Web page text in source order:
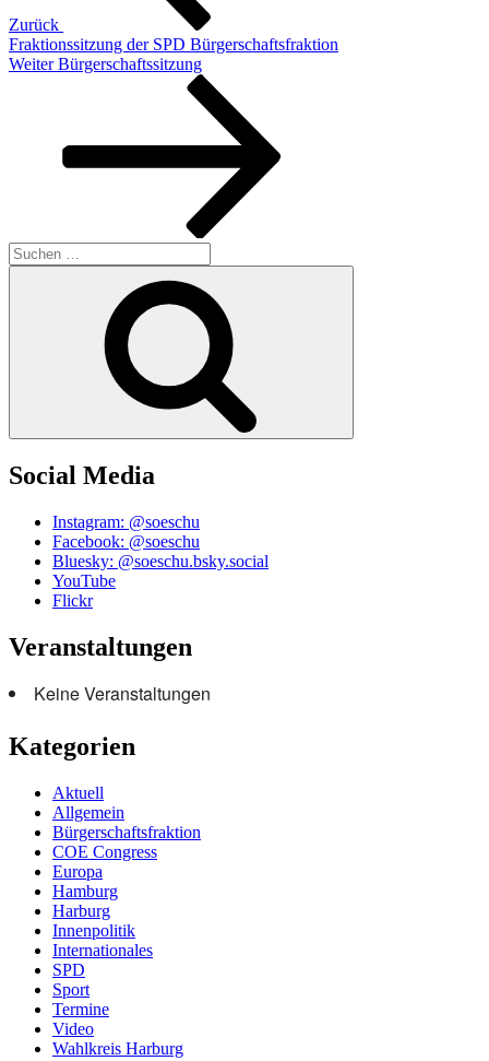
Zurück
Fraktionssitzung der SPD Bürgerschaftsfraktion
Nächster
Weiter Bürgerschaftssitzung
Suchen
nach:
Social Media
Instagram: @soeschu
Facebook: @soeschu
Bluesky: @soeschu.bsky.social
YouTube
Flickr
Veranstaltungen
Keine Veranstaltungen
Kategorien
Aktuell
Allgemein
Bürgerschaftsfraktion
COE Congress
Europa
Hamburg
Harburg
Innenpolitik
Internationales
SPD
Sport
Termine
Video
Wahlkreis Harburg